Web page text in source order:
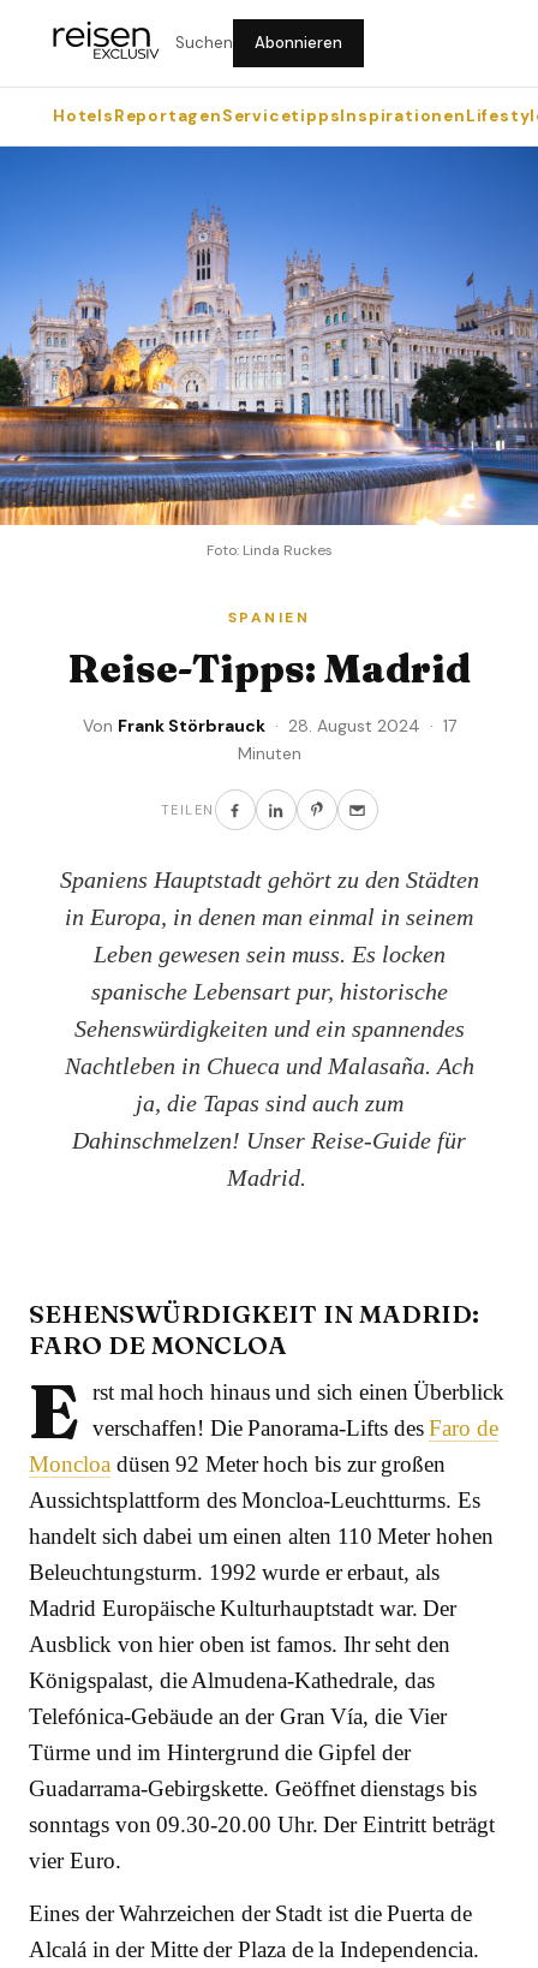
Suchen Abonnieren
HotelsReportagenServicetippsInspirationen
Foto: Linda Ruckes
SPANIEN
Reise-Tipps: Madrid
Von Frank Störbrauck· 28. August 2024 · 17
Minuten
TEILEN
Spaniens Hauptstadt gehört zu den Städten
in Europa, in denen man einmal in seinem
Leben gewesen sein muss. Es locken
spanische Lebensart pur, historische
Sehenswürdigkeiten und ein spannendes
Nachtleben in Chueca und Malasaña. Ach
ja, die Tapas sind auch zum
Dahinschmelzen! Unser Reise-Guide für
Madrid.
SEHENSWÜRDIGKEIT IN MADRID:
FARO DE MONCLOA
E rst mal hoch hinaus und sich einen Überblick
verschaffen! Die Panorama-Lifts desFaro de
Moncloa düsen 92 Meter hoch bis zur großen
Aussichtsplattform des Moncloa-Leuchtturms. Es
handelt sich dabei um einen alten 110 Meter hohen
Beleuchtungsturm. 1992 wurde er erbaut, als
Madrid Europäische Kulturhauptstadt war. Der
Ausblick von hier oben ist famos. Ihr seht den
Königspalast, die Almudena-Kathedrale, das
Telefónica-Gebäude an der Gran Vía, die Vier
Türme und im Hintergrund die Gipfel der
Guadarrama-Gebirgskette. Geöffnet dienstags bis
sonntags von 09.30-20.00 Uhr. Der Eintritt beträgt
vier Euro.
Eines der Wahrzeichen der Stadt ist die Puerta de
Alcalá in der Mitte der Plaza de la Independencia.